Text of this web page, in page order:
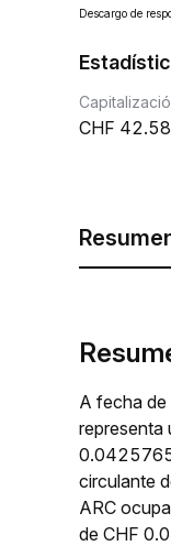
Descargo de
A fecha
representa
circulante
ARC
de CHF